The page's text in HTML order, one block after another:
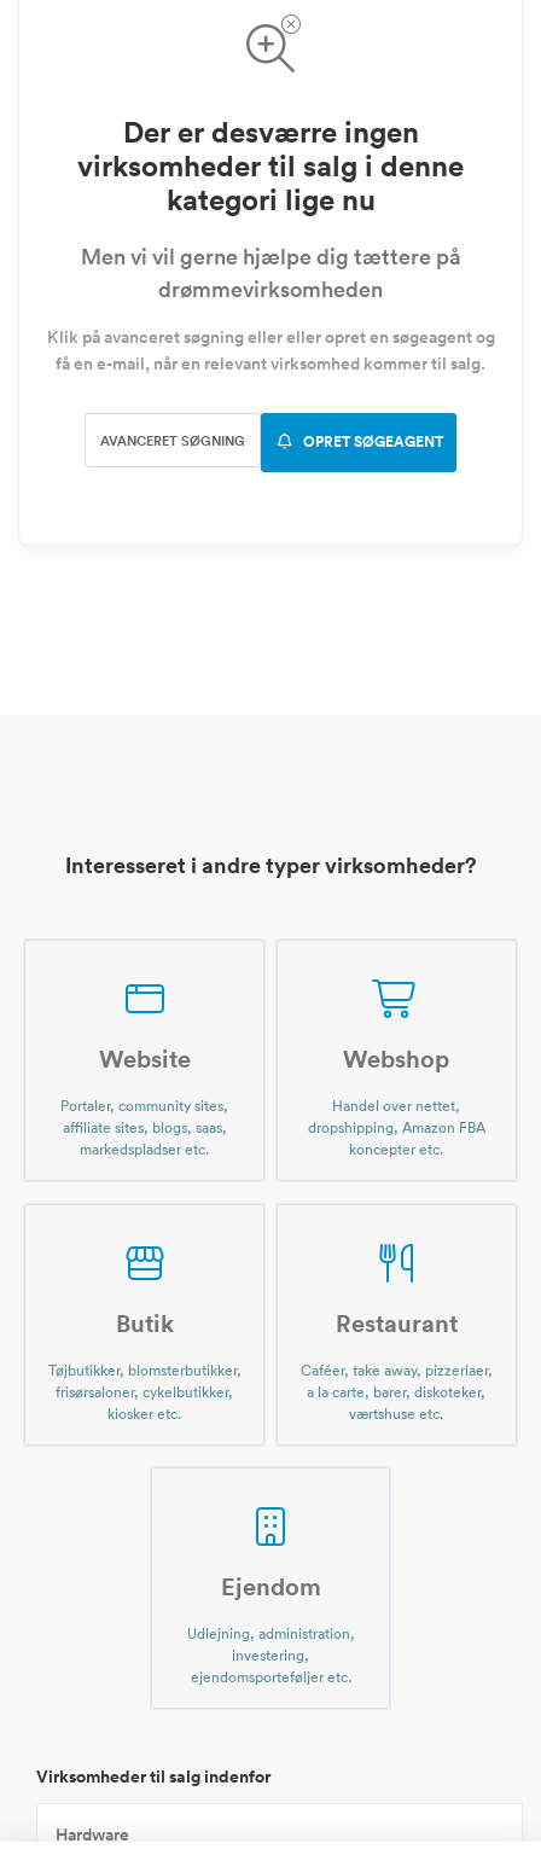
Der er desværre ingen
virksomheder til salg i denne
kategori lige nu
Men vi vil gerne hjælpe dig tættere på
drømmevirksomheden
Klik på avanceret søgning eller eller opret en søgeagent og
få en e-mail, når en relevant virksomhed kommer til salg.
AVANCERET SØGNING OPRET SØGEAGENT
Interesseret i andre typer virksomheder?
Website
Portaler, community sites,
affiliate sites, blogs, saas,
markedspladser etc.
Webshop
Handel over nettet,
dropshipping, Amazon FBA
koncepter etc.
Butik
Tøjbutikker, blomsterbutikker,
frisørsaloner, cykelbutikker,
kiosker etc.
Restaurant
Caféer, take away, pizzeriaer,
a la carte, barer, diskoteker,
værtshuse etc.
Ejendom
Udlejning, administration,
investering,
ejendomsporteføljer etc.
Virksomheder til salg indenfor
Hardware